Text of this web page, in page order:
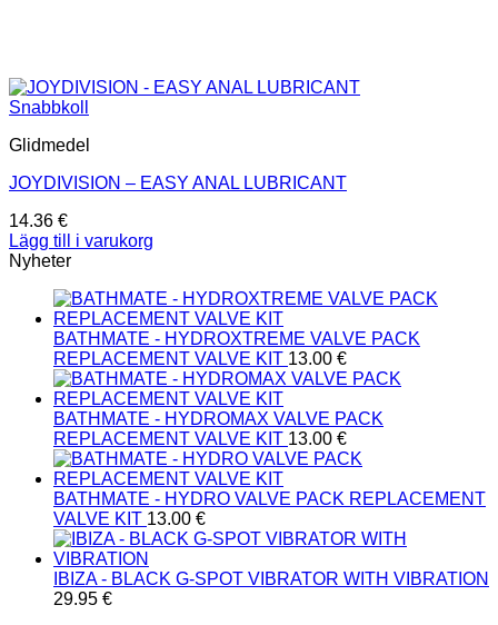
Snabbkoll
Glidmedel
JOYDIVISION – EASY ANAL LUBRICANT
14.36 €
Lägg till i varukorg
Nyheter
BATHMATE - HYDROXTREME VALVE PACK
REPLACEMENT VALVE KIT 13.00 €
BATHMATE - HYDROMAX VALVE PACK
REPLACEMENT VALVE KIT 13.00 €
BATHMATE - HYDRO VALVE PACK REPLACEMENT
VALVE KIT 13.00 €
IBIZA - BLACK G-SPOT VIBRATOR WITH VIBRATION
29.95 €